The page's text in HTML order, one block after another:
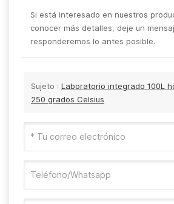
Si está interesado en nuestros
conocer más detalles, deje un
responderemos lo antes posible.
Sujeto : Laboratorio integrado 100L
250 grados Celsius